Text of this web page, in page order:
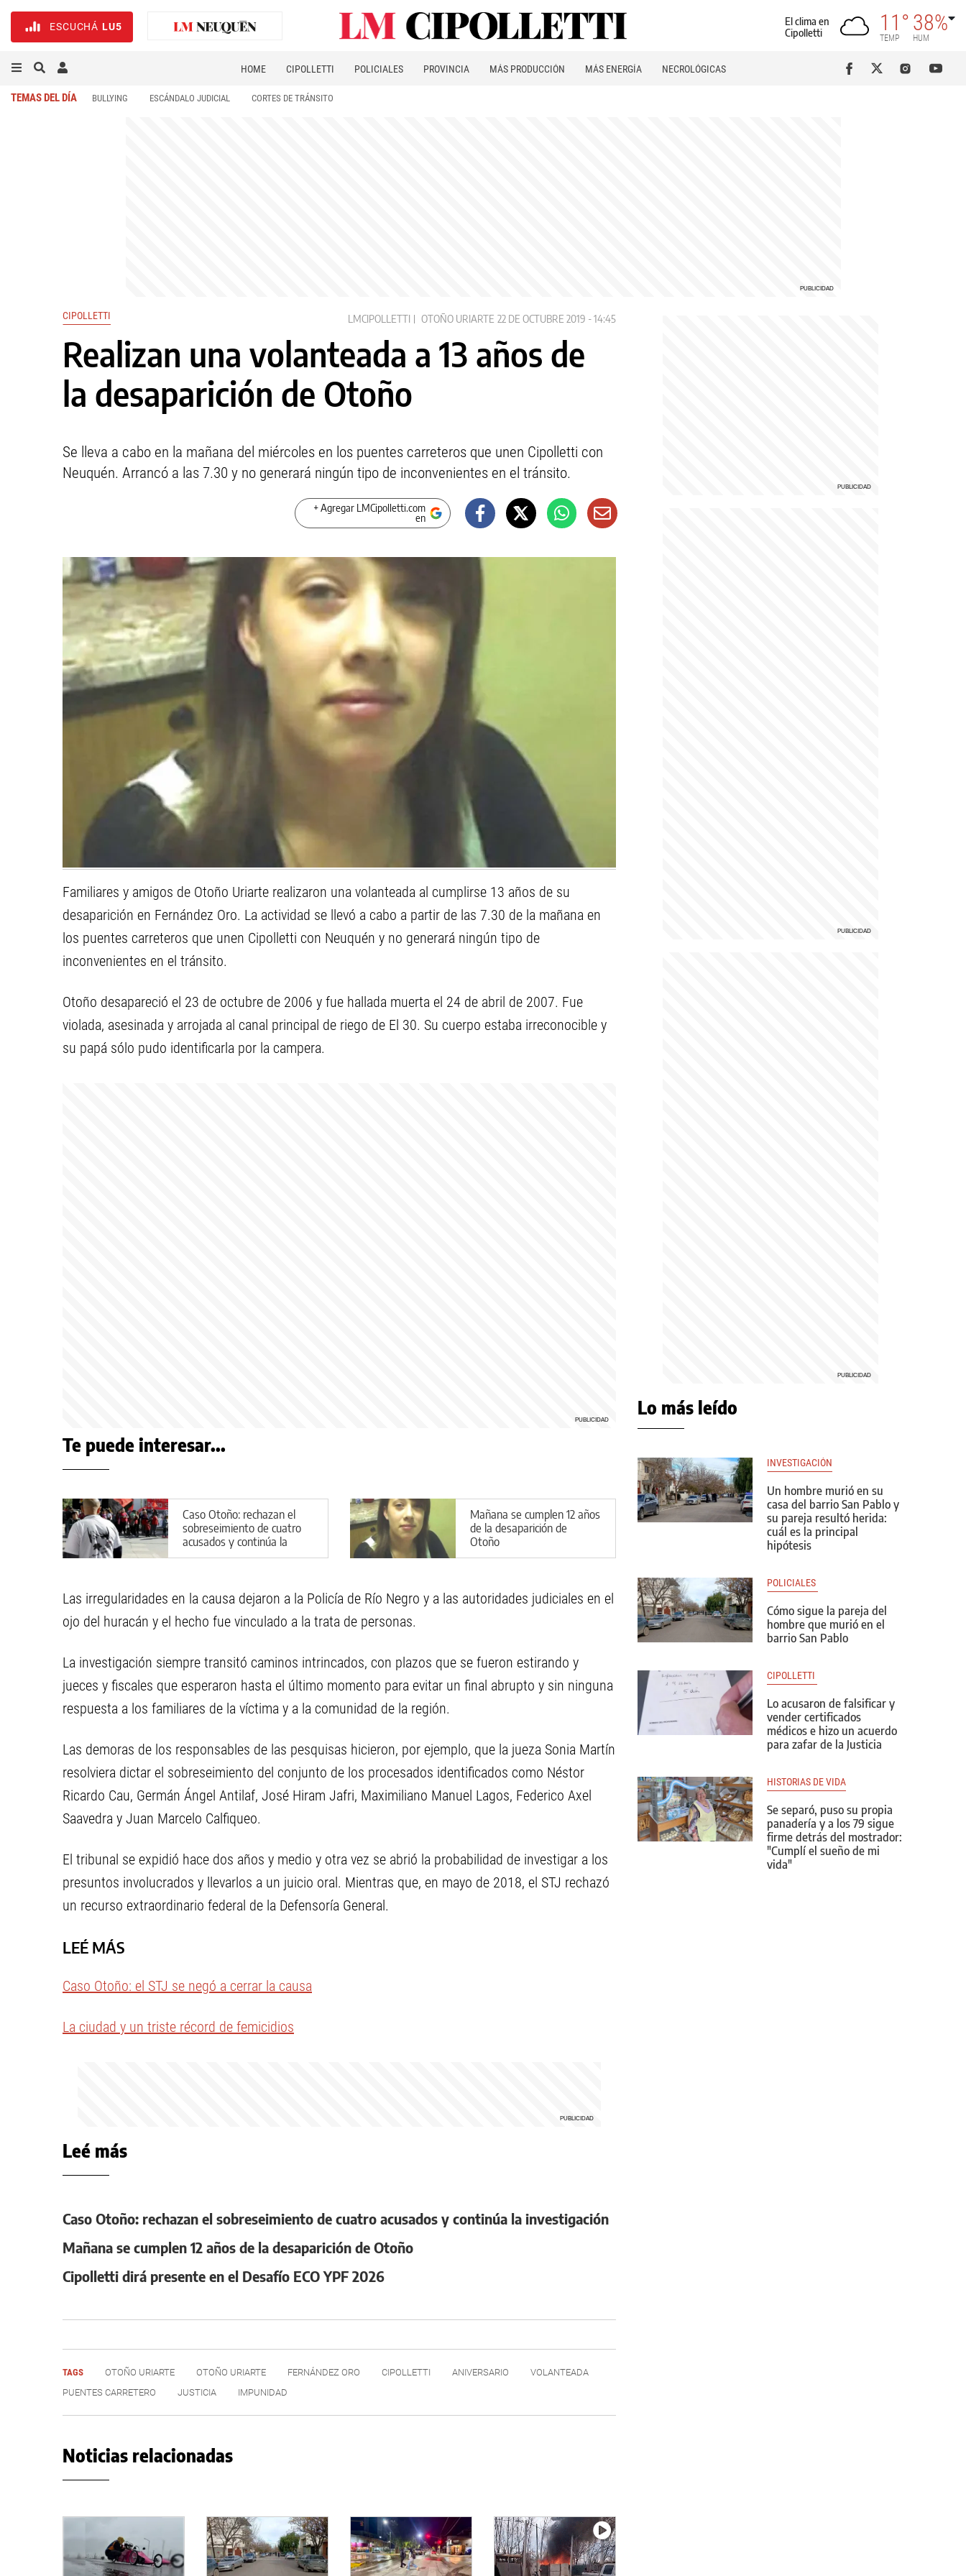
ESCUCHÁ LU5
El clima en
Cipolletti
11°
TEMP
38%
HUM
HOME CIPOLLETTI POLICIALES PROVINCIA MÁS PRODUCCIÓN MÁS ENERGÍA NECROLÓGICAS
TEMAS DEL DÍA BULLYING ESCÁNDALO JUDICIAL CORTES DE TRÁNSITO
CIPOLLETTI LMCIPOLLETTI OTOÑO URIARTE 22 DE OCTUBRE 2019 - 14:45
Realizan una volanteada a 13 años de
la desaparición de Otoño
Se lleva a cabo en la mañana del miércoles en los puentes carreteros que unen Cipolletti con
Neuquén. Arrancó a las 7.30 y no generará ningún tipo de inconvenientes en el tránsito.
+ Agregar LMCipolletti.com
en
Familiares y amigos de Otoño Uriarte realizaron una volanteada al cumplirse 13 años de su
desaparición en Fernández Oro. La actividad se llevó a cabo a partir de las 7.30 de la mañana en
los puentes carreteros que unen Cipolletti con Neuquén y no generará ningún tipo de
inconvenientes en el tránsito.
Otoño desapareció el 23 de octubre de 2006 y fue hallada muerta el 24 de abril de 2007. Fue
violada, asesinada y arrojada al canal principal de riego de El 30. Su cuerpo estaba irreconocible y
su papá sólo pudo identificarla por la campera.
Te puede interesar...
Caso Otoño: rechazan el
sobreseimiento de cuatro
acusados y continúa la
investigación
Mañana se cumplen 12 años
de la desaparición de
Otoño
Las irregularidades en la causa dejaron a la Policía de Río Negro y a las autoridades judiciales en el
ojo del huracán y el hecho fue vinculado a la trata de personas.
La investigación siempre transitó caminos intrincados, con plazos que se fueron estirando y
jueces y fiscales que esperaron hasta el último momento para evitar un final abrupto y sin ninguna
respuesta a los familiares de la víctima y a la comunidad de la región.
Las demoras de los responsables de las pesquisas hicieron, por ejemplo, que la jueza Sonia Martín
resolviera dictar el sobreseimiento del conjunto de los procesados identificados como Néstor
Ricardo Cau, Germán Ángel Antilaf, José Hiram Jafri, Maximiliano Manuel Lagos, Federico Axel
Saavedra y Juan Marcelo Calfiqueo.
El tribunal se expidió hace dos años y medio y otra vez se abrió la probabilidad de investigar a los
presuntos involucrados y llevarlos a un juicio oral. Mientras que, en mayo de 2018, el STJ rechazó
un recurso extraordinario federal de la Defensoría General.
LEÉ MÁS
Caso Otoño: el STJ se negó a cerrar la causa
La ciudad y un triste récord de femicidios
Leé más
Caso Otoño: rechazan el sobreseimiento de cuatro acusados y continúa la investigación
Mañana se cumplen 12 años de la desaparición de Otoño
Cipolletti dirá presente en el Desafío ECO YPF 2026
TAGS OTOÑO URIARTE OTOÑO URIARTE FERNÁNDEZ ORO CIPOLLETTI ANIVERSARIO
VOLANTEADA
PUENTES CARRETERO
JUSTICIA IMPUNIDAD
Noticias relacionadas
Lo más leído
INVESTIGACIÓN
Un hombre murió en su
casa del barrio San Pablo y
su pareja resultó herida:
cuál es la principal
hipótesis
POLICIALES
Cómo sigue la pareja del
hombre que murió en el
barrio San Pablo
CIPOLLETTI
Lo acusaron de falsificar y
vender certificados
médicos e hizo un acuerdo
para zafar de la Justicia
HISTORIAS DE VIDA
Se separó, puso su propia
panadería y a los 79 sigue
firme detrás del mostrador:
"Cumplí el sueño de mi
vida"